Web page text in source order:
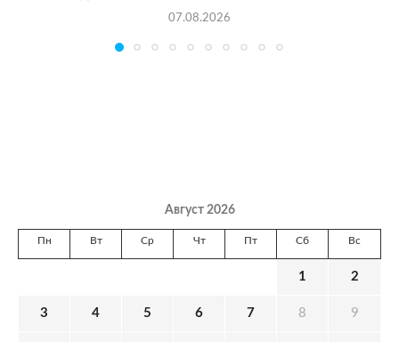
07.08.2026
Август 2026
Пн Вт Ср Чт Пт Сб Вс
1 2
3 4 5 6 7 8 9